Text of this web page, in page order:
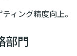
ィング精度向上。
部門